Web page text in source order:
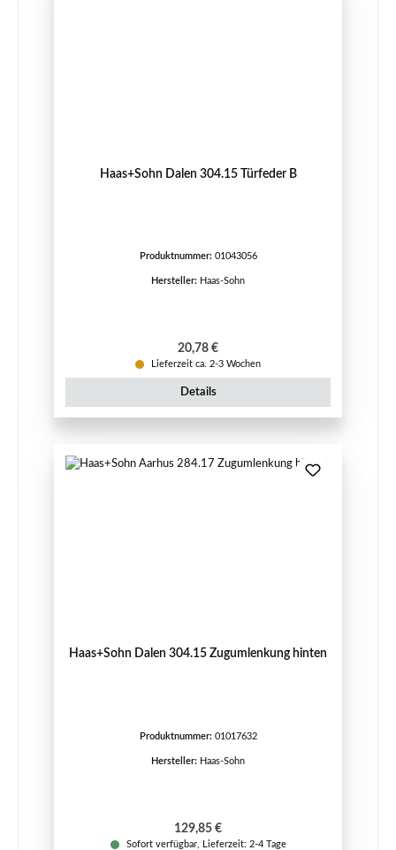
Haas+Sohn Dalen 304.15 Türfeder B
Produktnummer: 01043056
Hersteller: Haas-Sohn
Regulärer Preis:
20,78 €
Lieferzeit ca. 2-3 Wochen
Details
Haas+Sohn Dalen 304.15 Zugumlenkung hinten
Produktnummer: 01017632
Hersteller: Haas-Sohn
Regulärer Preis:
129,85 €
Sofort verfügbar, Lieferzeit: 2-4 Tage